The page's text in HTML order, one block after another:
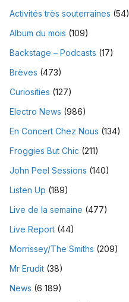
Activités très souterraines (54)
Album du mois (109)
Backstage – Podcasts (17)
Brèves (473)
Curiosities (127)
Electro News (986)
En Concert Chez Nous (134)
Froggies But Chic (211)
John Peel Sessions (140)
Listen Up (189)
Live de la semaine (477)
Live Report (44)
Morrissey/The Smiths (209)
Mr Erudit (38)
News (6 189)